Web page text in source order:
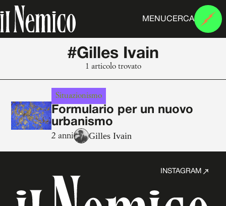
MENUCERCA
#Gilles Ivain
1 articolo trovato
Situazionismo
Formulario per un nuovo
urbanismo
2 anni Gilles Ivain
INSTAGRAM